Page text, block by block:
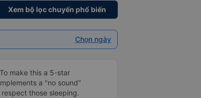
Xem bộ lọc chuyến phổ biến
Chọn ngày
make this a 5-star
a "no sound"
those sleeping.